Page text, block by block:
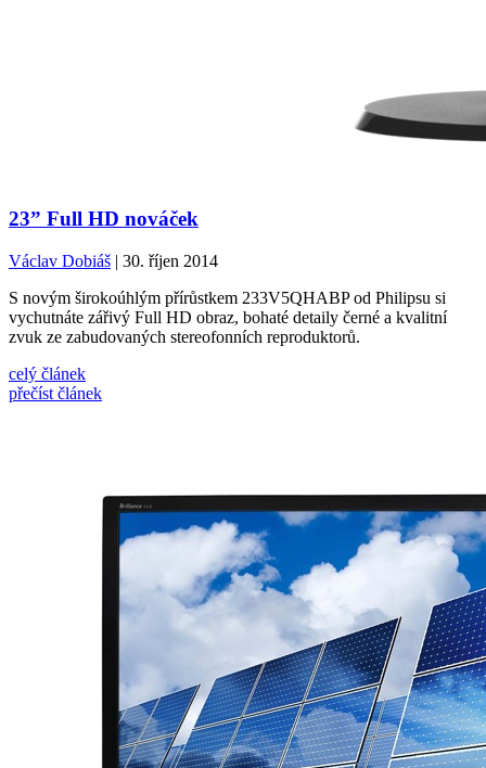
23” Full HD nováček
Václav Dobiáš | 30. říjen 2014
S novým širokoúhlým přírůstkem 233V5QHABP od Philipsu si
vychutnáte zářivý Full HD obraz, bohaté detaily černé a kvalitní
zvuk ze zabudovaných stereofonních reproduktorů.
celý článek
přečíst článek